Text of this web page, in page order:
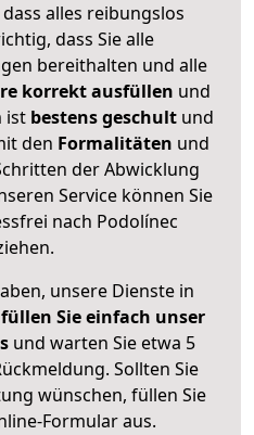
alles reibungslos
dass Sie alle
bereithalten und alle
korrekt ausfüllen und
ist bestens geschult und
den Formalitäten und
der Abwicklung
Service können Sie
nach Podolínec
unsere Dienste in
füllen Sie einfach unser
und warten Sie etwa 5
Sollten Sie
wünschen, füllen Sie
Formular aus.